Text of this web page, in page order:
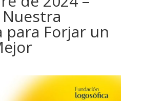
para Forjar un